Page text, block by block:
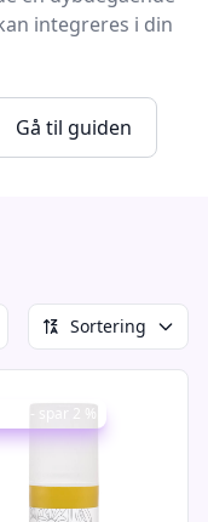
integreres i din
Gå til guiden
Sortering
- spar 2 %